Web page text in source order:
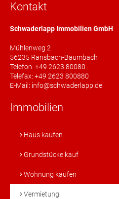
Kontakt
Schwaderlapp Immobilien GmbH
Mühlenweg 2
56235 Ransbach-Baumbach
Telefon: +49 2623 80080
Telefax: +49 2623 800880
E-Mail: info@schwaderlapp.de
Immobilien
Haus kaufen
Grundstücke kauf
Wohnung kaufen
Vermietung